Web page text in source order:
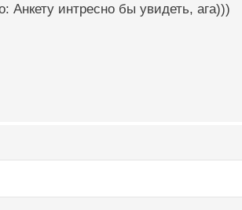
Анкету интресно бы увидеть, ага)))